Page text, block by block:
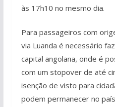
às 17h10 no mesmo dia.
Para passageiros com
via Luanda é necessário
capital angolana, onde é
com um stopover de até
isenção de visto para
podem permanecer no